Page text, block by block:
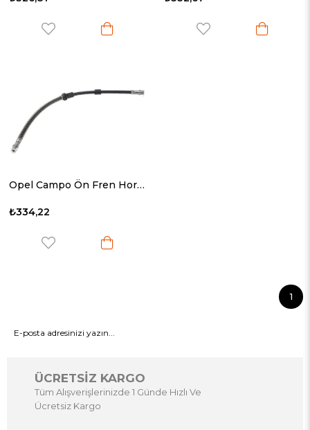
Opel Campo Ön Fren Hortumu 1991- 8971348290
₺334,22
1
ÜCRETSİZ KARGO
Tüm Alışverişlerinizde 1 Günde Hızlı Ve
Ücretsiz Kargo